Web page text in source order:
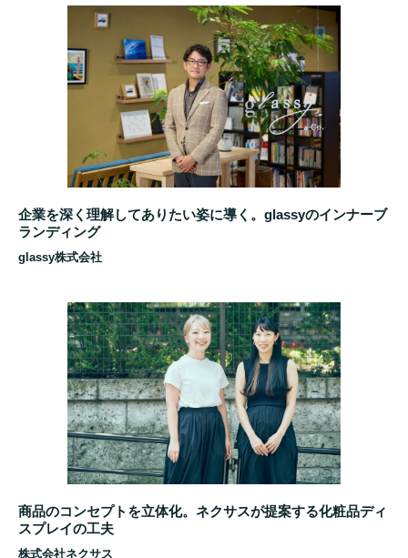
企業を深く理解してありたい姿に導く。glassyのインナーブ
ランディング
glassy株式会社
商品のコンセプトを立体化。ネクサスが提案する化粧品ディ
スプレイの工夫
株式会社ネクサス